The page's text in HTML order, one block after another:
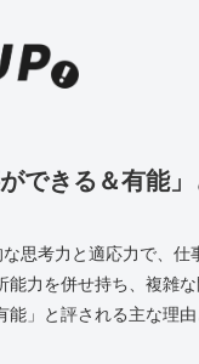
できる＆有能
思考力と適応力で、
能力を併せ持ち、複雑
能」と評される主な理由